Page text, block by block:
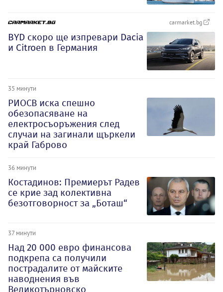
carmarket.bg
BYD скоро ще изпревари Dacia
и Citroеn в Германия
35 минути
РИОСВ иска спешно
обезопасяване на
електросъоръжения след
случаи на загинали щъркели
край Габрово
36 минути
Костадинов: Премиерът Радев
се крие зад колективна
безотговорност за „Боташ“
37 минути
Над 20 000 евро финансова
подкрепа са получили
пострадалите от майските
наводнения във
Великотърновско